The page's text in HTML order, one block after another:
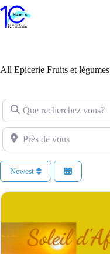
Passer
au
contenu
All Epicerie Fruits et légumes
Que recherchez vous?
Près de vous
Newest